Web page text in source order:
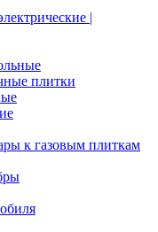
|
плитки
к газовым плиткам